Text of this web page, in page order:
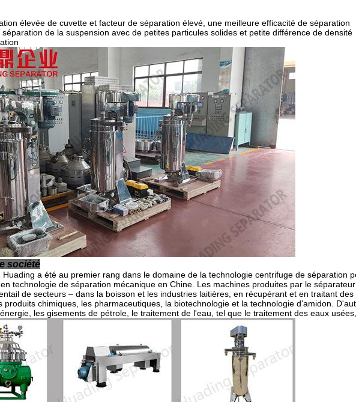
élevée de cuvette et facteur de séparation élevé, une meilleure efficacité de séparation
de la suspension avec de petites particules solides et petite différence de densité
société
Huading a été au premier rang dans le domaine de la technologie centrifuge de séparation
technologie de séparation mécanique en Chine. Les machines produites par le
de secteurs – dans la boisson et les industries laitières, en récupérant et en traitant
produits chimiques, les pharmaceutiques, la biotechnologie et la technologie d'amidon.
les gisements de pétrole, le traitement de l'eau, tel que le traitement des eaux